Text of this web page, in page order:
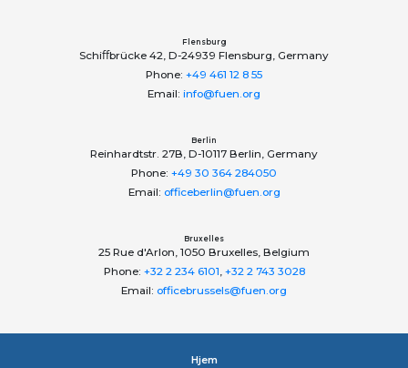
Flensburg
Schiﬀbrücke 42, D-24939 Flensburg, Germany
Phone: +49 461 12 8 55
Email: info@fuen.org
Berlin
Reinhardtstr. 27B, D-10117 Berlin, Germany
Phone: +49 30 364 284050
Email: officeberlin@fuen.org
Bruxelles
25 Rue d'Arlon, 1050 Bruxelles, Belgium
Phone: +32 2 234 6101, +32 2 743 3028
Email: officebrussels@fuen.org
Hjem